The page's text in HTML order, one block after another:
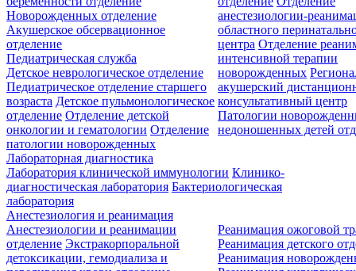
Новорожденных отделение
Акушерское обсервационное
отделение
анестезиологии-
областного
центра Отделение
интенсивной терапии
новорожденных
акушерский
консультативный центр
Патологии
недоношенных детей
Педиатрическая служба
Детское неврологическое отделение
Педиатрическое отделение старшего
возраста Детское пульмонологическое
отделение Отделение детской
онкологии и гематологии Отделение
патологии новорожденных
Лабораторная диагностика
Лаборатория клинической иммунологии Клинико-
диагностическая лаборатория Бактериологическая
лаборатория
Анестезиология и реанимация
Анестезиологии и реанимации
отделение Экстракорпоральной
детоксикации, гемодиализа и
Реанимация ожоговой
Реанимация детского
Реанимация